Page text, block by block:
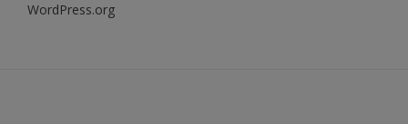
WordPress.org